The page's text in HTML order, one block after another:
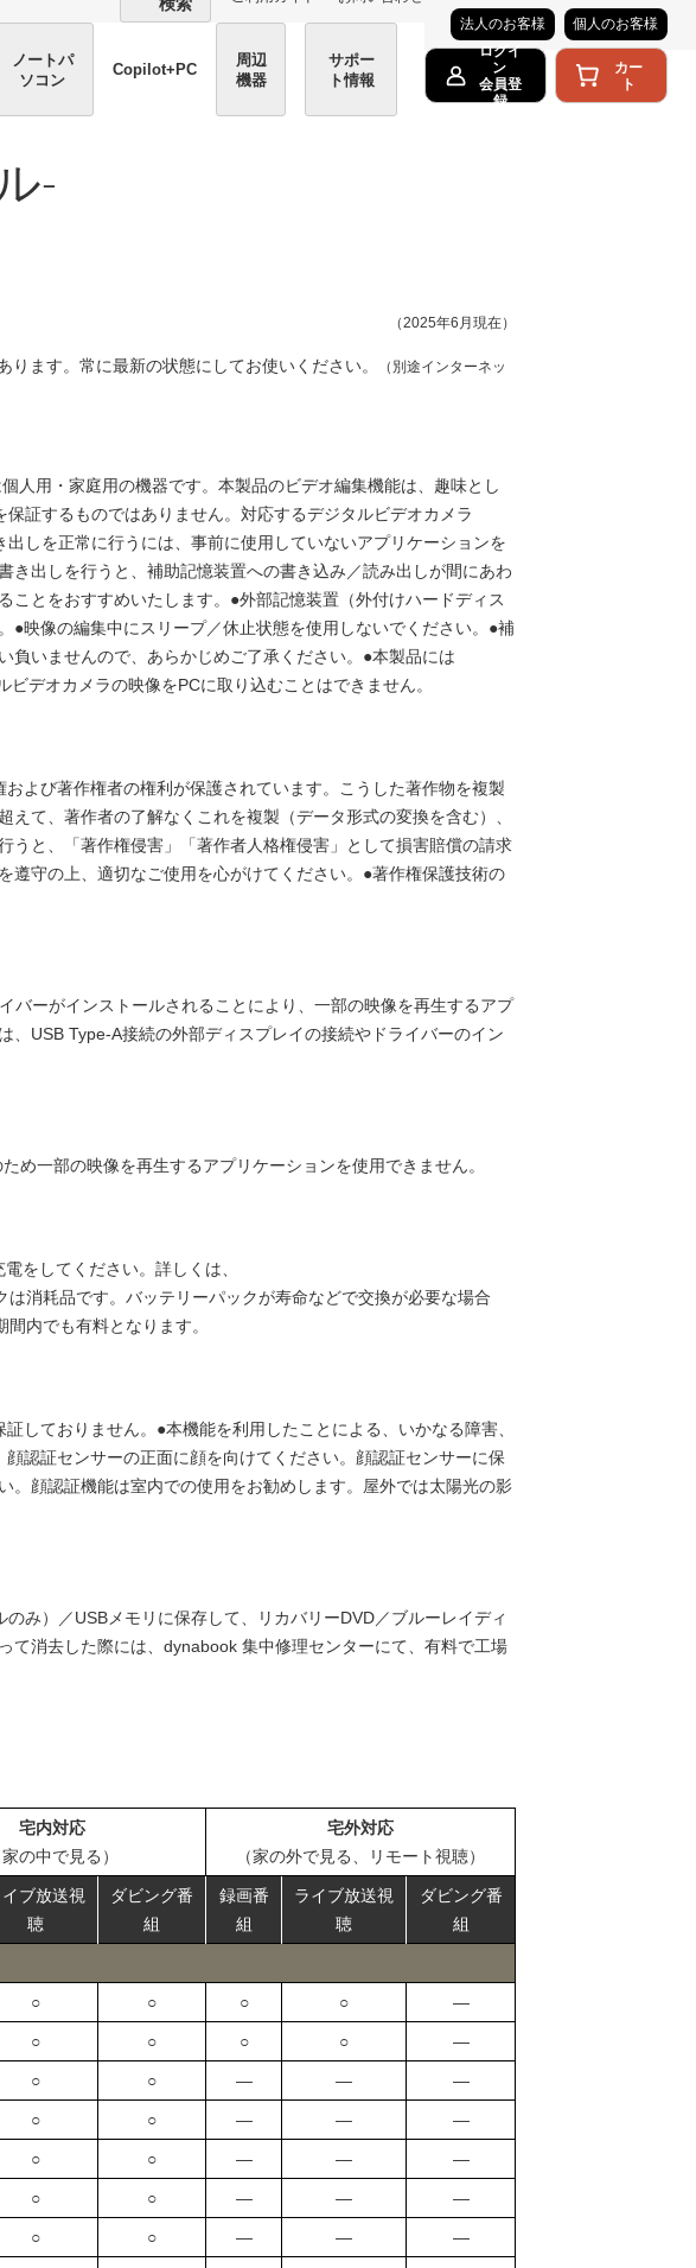
法人のお客様
個人のお客様
ノートパ
ソコン
Copilot+PC
周辺
機器
サポー
ト情報
ログイ
ン
会員登
録
カー
ト
-
（2025年6月現在）
ます。常に最新の状態にしてお使いください。
（別途インターネッ
人用・家庭用の機器です。本製品のビデオ編集機能は、趣味とし
証するものではありません。対応するデジタルビデオカメラ
しを正常に行うには、事前に使用していないアプリケーションを
出しを行うと、補助記憶装置への書き込み／読み出しが間にあわ
とをおすすめいたします。●外部記憶装置（外付けハードディス
映像の編集中にスリープ／休止状態を使用しないでください。●補
負いませんので、あらかじめご了承ください。●本製品には
デオカメラの映像をPCに取り込むことはできません。
よび著作権者の権利が保護されています。こうした著作物を複製
て、著作者の了解なくこれを複製（データ形式の変換を含む）、
うと、「著作権侵害」「著作者人格権侵害」として損害賠償の請求
守の上、適切なご使用を心がけてください。●著作権保護技術の
バーがインストールされることにより、一部の映像を再生するアプ
USB Type-A接続の外部ディスプレイの接続やドライバーのイン
め一部の映像を再生するアプリケーションを使用できません。
をしてください。詳しくは、
は消耗品です。バッテリーパックが寿命などで交換が必要な場合
内でも有料となります。
しておりません。●本機能を利用したことによる、いかなる障害、
認証センサーの正面に顔を向けてください。顔認証センサーに保
顔認証機能は室内での使用をお勧めします。屋外では太陽光の影
み）／USBメモリに保存して、リカバリーDVD／ブルーレイディ
て消去した際には、dynabook 集中修理センターにて、有料で工場
宅内対応
家の中で見る）
宅外対応
（家の外で見る、リモート視聴）
ブ放送視
聴
ダビング番
組
録画番
組
ライブ放送視
聴
ダビング番
組
○ ○ ○ ○ ―
○ ○ ○ ○ ―
○ ○ ― ― ―
○ ○ ― ― ―
○ ○ ― ― ―
○ ○ ― ― ―
○ ○ ― ― ―